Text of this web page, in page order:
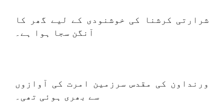
شرارتی کرشنا کی خوشنودی کے لیے گھر کا
آنگن سجا ہوا ہے۔
ورنداون کی مقدس سرزمین امرت کی آوازوں
سے بھری ہوئی تھی۔